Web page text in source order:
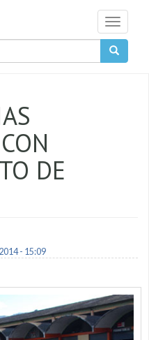
Toggle
DE
- 15:09